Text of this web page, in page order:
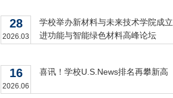
28
2026.03
学校举办新材料与未来技术学院成
进功能与智能绿色材料高峰论坛
16
2026.06
喜讯！学校U.S.News排名再攀新高